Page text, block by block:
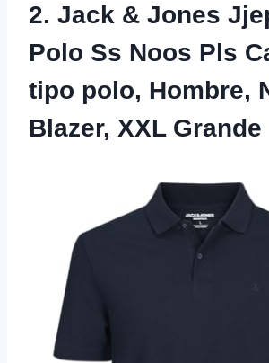
2. Jack & Jones
Polo Ss Noos Pls
tipo polo, Hombre,
Blazer, XXL Grande